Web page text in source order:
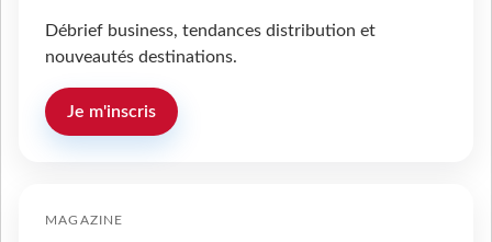
Débrief business, tendances distribution et
nouveautés destinations.
Je m'inscris
MAGAZINE